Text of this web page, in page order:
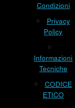
Condizioni
Privacy
Policy
Informazioni
Tecniche
CODICE
ETICO